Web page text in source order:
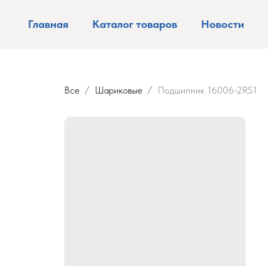
Главная Каталог товаров Новости
Все Шариковые Подшипник 16006-2RS1